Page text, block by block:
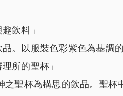
飲料」
。以服裝色彩紫色為基調
所的聖杯」
之聖杯為構思的飲品。聖